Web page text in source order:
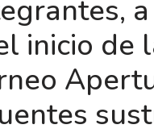
inicio de